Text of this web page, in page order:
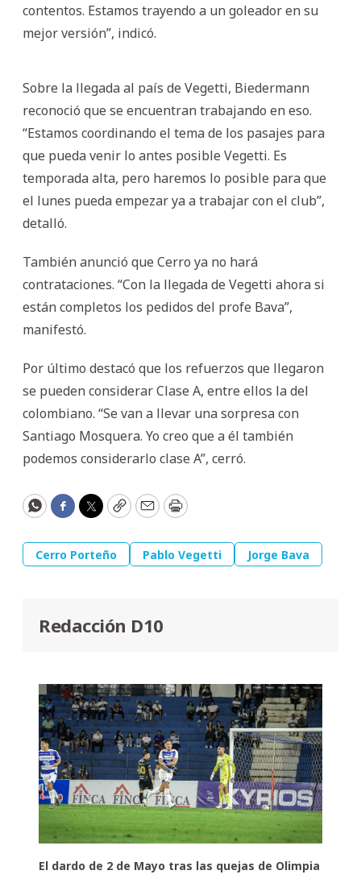
contentos. Estamos trayendo a un goleador en su
mejor versión”, indicó.
Sobre la llegada al país de Vegetti, Biedermann
reconoció que se encuentran trabajando en eso.
“Estamos coordinando el tema de los pasajes para
que pueda venir lo antes posible Vegetti. Es
temporada alta, pero haremos lo posible para que
el lunes pueda empezar ya a trabajar con el club”,
detalló.
También anunció que Cerro ya no hará
contrataciones. “Con la llegada de Vegetti ahora si
están completos los pedidos del profe Bava”,
manifestó.
Por último destacó que los refuerzos que llegaron
se pueden considerar Clase A, entre ellos la del
colombiano. “Se van a llevar una sorpresa con
Santiago Mosquera. Yo creo que a él también
podemos considerarlo clase A”, cerró.
WhatsApp
Facebook
Twitter
CopyEmailPrint
Cerro Porteño Pablo Vegetti Jorge Bava
Redacción D10
El dardo de 2 de Mayo tras las quejas de Olimpia